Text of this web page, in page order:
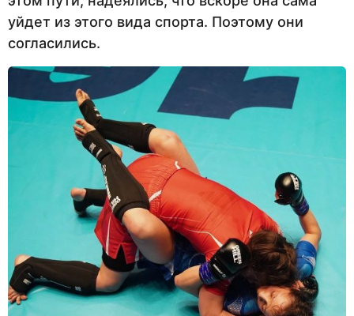
уйдет из этого вида спорта. Поэтому они
согласились.